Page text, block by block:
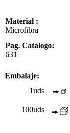
Material :
Microfibra
Pag. Catálogo:
631
Embalaje:
1uds
100uds